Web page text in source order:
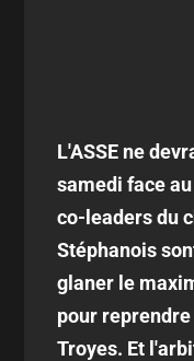
L'ASSE ne
samedi face
co-leaders du
Stéphanois
glaner le
pour
Troyes. Et